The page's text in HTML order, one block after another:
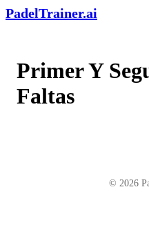
PadelTrainer.ai
Primer Y
Faltas
© 2026